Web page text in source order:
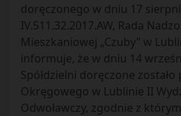
doręczonego w dniu 17
IV.511.32.2017.AW, Rada
Mieszkaniowej „Czuby” w
informuje, że w dniu 14
Spółdzielni doręczone
Okręgowego w Lublinie II
Odwoławczy, zgodnie z